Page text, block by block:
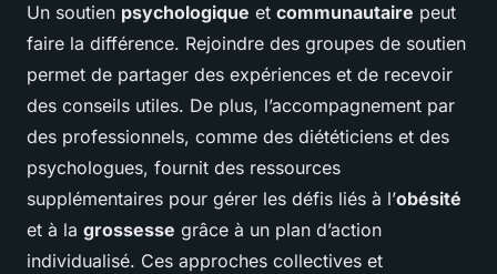
Un soutien psychologique et communautaire peut
faire la différence. Rejoindre des groupes de soutien
permet de partager des expériences et de recevoir
des conseils utiles. De plus, l’accompagnement par
des professionnels, comme des diététiciens et des
psychologues, fournit des ressources
supplémentaires pour gérer les défis liés à l’obésité
et à la grossesse grâce à un plan d’action
individualisé. Ces approches collectives et